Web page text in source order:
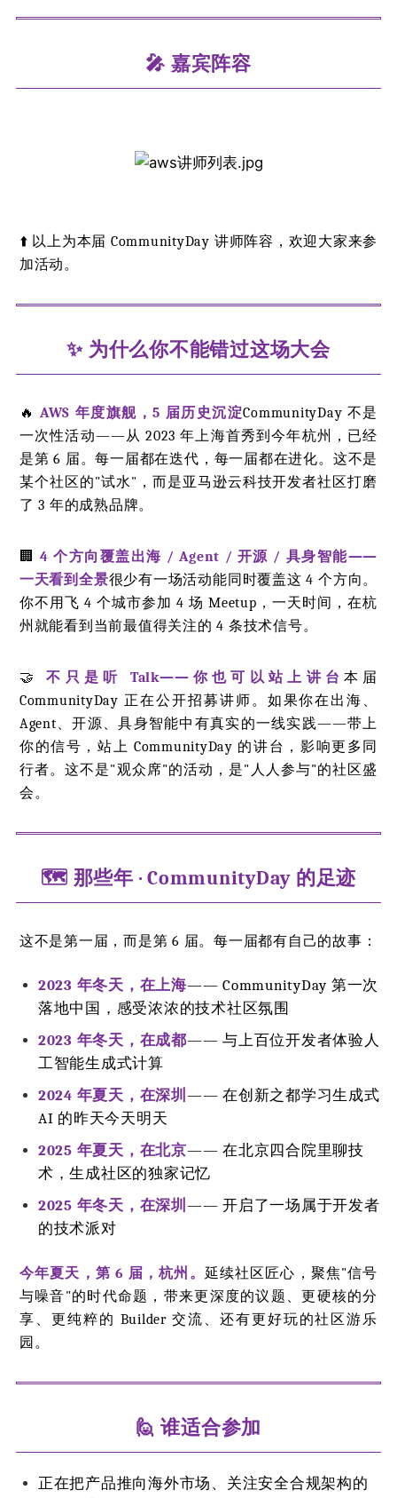
🎤 嘉宾阵容
⬆️ 以上为本届 CommunityDay 讲师阵容，欢迎大家来参
加活动。
✨ 为什么你不能错过这场大会
🔥 AWS 年度旗舰，5 届历史沉淀CommunityDay 不是
一次性活动——从 2023 年上海首秀到今年杭州，已经
是第 6 届。每一届都在迭代，每一届都在进化。这不是
某个社区的"试水"，而是亚马逊云科技开发者社区打磨
了 3 年的成熟品牌。
🏢 4 个方向覆盖出海 / Agent / 开源 / 具身智能——
一天看到全景很少有一场活动能同时覆盖这 4 个方向。
你不用飞 4 个城市参加 4 场 Meetup，一天时间，在杭
州就能看到当前最值得关注的 4 条技术信号。
🤝不只是听 Talk——你也可以站上讲台本届
CommunityDay 正在公开招募讲师。如果你在出海、
Agent、开源、具身智能中有真实的一线实践——带上
你的信号，站上 CommunityDay 的讲台，影响更多同
行者。这不是"观众席"的活动，是"人人参与"的社区盛
会。
🗺️ 那些年 · CommunityDay 的足迹
这不是第一届，而是第 6 届。每一届都有自己的故事：
2023 年冬天，在上海—— CommunityDay 第一次
落地中国，感受浓浓的技术社区氛围
2023 年冬天，在成都—— 与上百位开发者体验人
工智能生成式计算
2024 年夏天，在深圳 —— 在创新之都学习生成式
AI 的昨天今天明天
2025 年夏天，在北京—— 在北京四合院里聊技
术，生成社区的独家记忆
2025 年冬天，在深圳 —— 开启了一场属于开发者
的技术派对
今年夏天，第 6 届，杭州。 延续社区匠心，聚焦"信号
与噪音"的时代命题，带来更深度的议题、更硬核的分
享、更纯粹的 Builder 交流、还有更好玩的社区游乐
园。
🙋 谁适合参加
正在把产品推向海外市场、关注安全合规架构的